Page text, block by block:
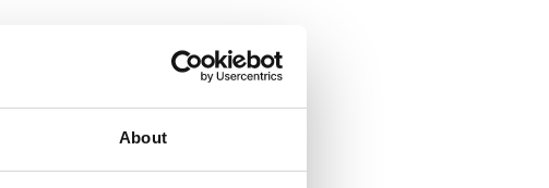
About